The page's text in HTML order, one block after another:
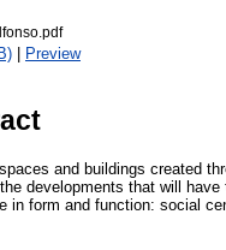
| Preview
and buildings created
developments that will
in form and function: social